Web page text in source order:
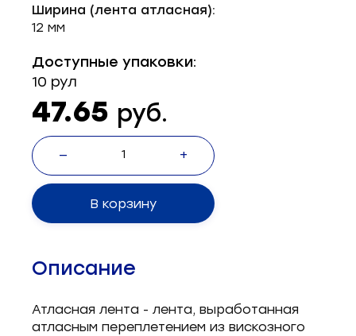
Запчасти для швейного оборудования
Нетканые материалы
Установочное оборудование
Ширина (лента атласная):
12 мм
Доступные упаковки:
10 рул
47.65 руб.
— +
В корзину
Описание
Атласная лента - лента, выработанная
атласным переплетением из вискозного